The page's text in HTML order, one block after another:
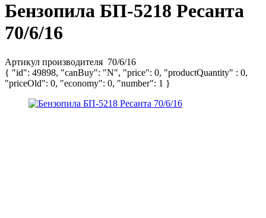
Бензопила БП-5218 Ресанта
70/6/16
Артикул производителя 70/6/16
{ "id": 49898, "canBuy": "N", "price": 0, "productQuantity" : 0,
"priceOld": 0, "economy": 0, "number": 1 }